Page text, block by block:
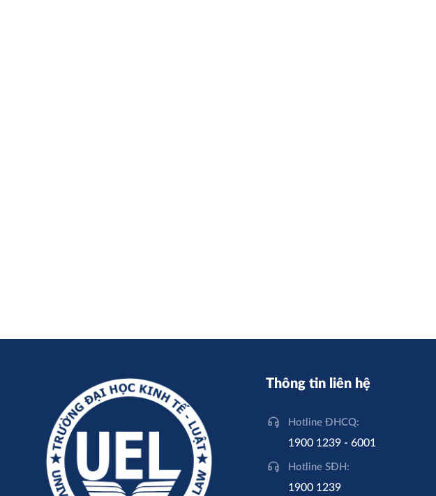
Thông tin liên hệ
Hotline ĐHCQ:
1900 1239 - 6001
Hotline SĐH:
1900 1239